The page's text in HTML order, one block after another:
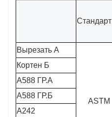
Стандарт
Вырезать А
ASTM
Кортен Б
А588 ГР.А
A588 ГР.Б
А242